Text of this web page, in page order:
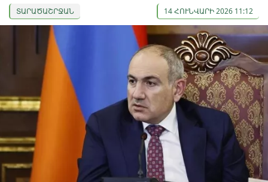
ՏԱՐԱԾԱՇՐՋԱՆ 14 ՀՈՒՆՎԱՐԻ 2026 11:12